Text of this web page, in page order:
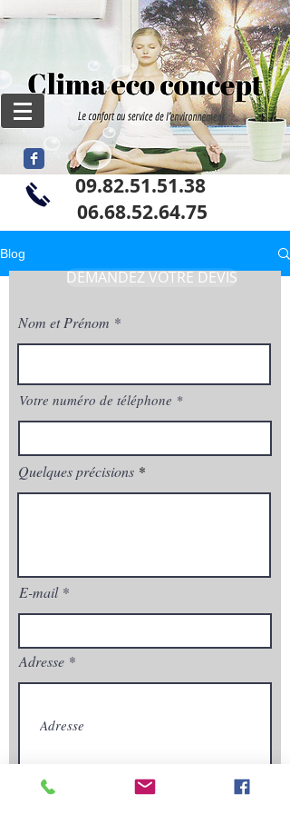
09.82.51.51.38
06.68.52.64.75
Blog
DEMANDEZ VOTRE DEVIS
Nom et Prénom
Votre numéro de téléphone
Quelques précisions
E-mail
Adresse
Envoyez